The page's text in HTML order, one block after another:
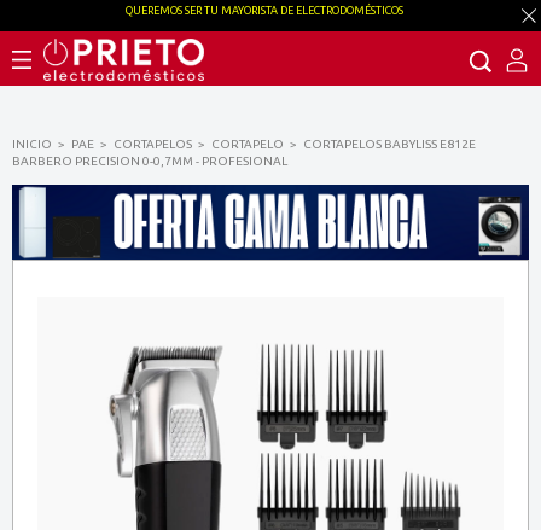
INICIO PAE CORTAPELOS CORTAPELO
CORTAPELOS BABYLISS E812E
BARBERO PRECISION 0-0,7MM - PROFESIONAL
QUEREMOS SER TU MAYORISTA DE ELECTRODOMÉSTICOS